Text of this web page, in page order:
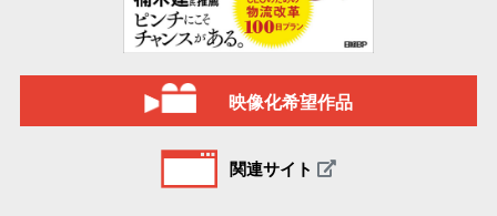
映像化希望作品
関連サイト